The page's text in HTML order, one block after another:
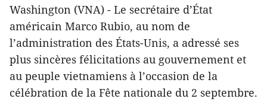
Washington (VNA) - Le secrétaire d’État
américain Marco Rubio, au nom de
l’administration des États-Unis, a adressé ses
plus sincères félicitations au gouvernement et
au peuple vietnamiens à l’occasion de la
célébration de la Fête nationale du 2 septembre.